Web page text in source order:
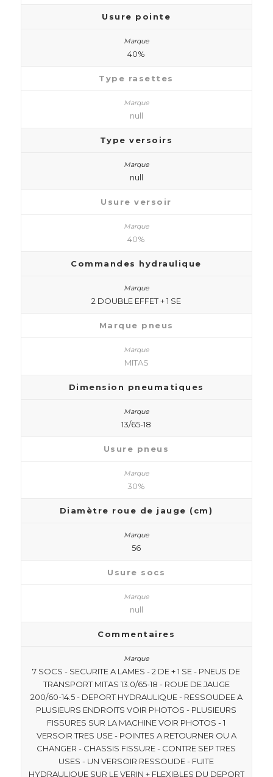
Usure pointe
40%
Type rasettes
null
Type versoirs
null
Usure versoir
40%
Commandes hydraulique
2 DOUBLE EFFET + 1 SE
Marque pneus
MITAS
Dimension pneumatiques
13/65-18
Usure pneus
30%
Diamètre roue de jauge (cm)
56
Usure socs
null
Commentaires
7 SOCS - SECURITE A LAMES - 2 DE + 1 SE - PNEUS DE
TRANSPORT MITAS 13.0/65-18 - ROUE DE JAUGE
200/60-14.5 - DEPORT HYDRAULIQUE - RESSOUDEE A
PLUSIEURS ENDROITS VOIR PHOTOS - PLUSIEURS
FISSURES SUR LA MACHINE VOIR PHOTOS - 1
VERSOIR TRES USE - POINTES A RETOURNER OU A
CHANGER - CHASSIS FISSURE - CONTRE SEP TRES
USES - UN VERSOIR RESSOUDE - FUITE
HYDRAULIQUE SUR LE VERIN + FLEXIBLES DU DEPORT